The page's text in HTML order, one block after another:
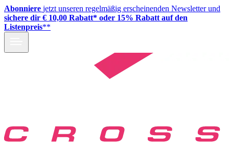
Abonniere jetzt unseren regelmäßig erscheinenden Newsletter und
sichere dir € 10,00 Rabatt* oder 15% Rabatt auf den
Listenpreis**